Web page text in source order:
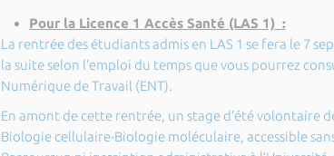
Pour la Licence 1 Accès Santé (LAS 1) :
La rentrée des étudiants admis en LAS 1 se fera le 7
la suite selon l’emploi du temps que vous pourrez
Numérique de Travail (ENT).
En amont de cette rentrée, un stage d’été volontaire
Biologie cellulaire-Biologie moléculaire, accessible